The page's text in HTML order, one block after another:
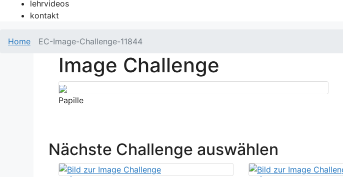
lehrvideos
kontakt
Home EC-Image-Challenge-11844
Image Challenge
Papille
Nächste Challenge auswählen